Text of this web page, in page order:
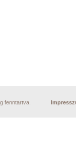
fenntartva.